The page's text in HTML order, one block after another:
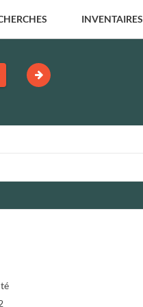
INVENTAIRES